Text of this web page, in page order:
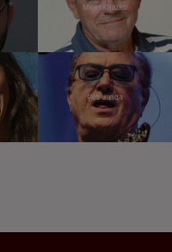
Milan Kňažko
Petr Janda